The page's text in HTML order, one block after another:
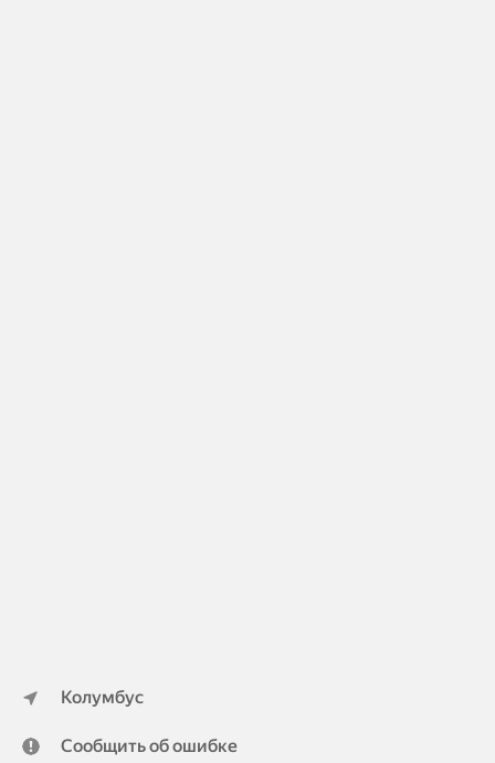
Колумбус
Сообщить об ошибке